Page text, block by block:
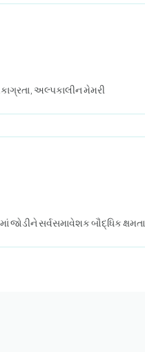
અલ્પકાલીન મેમરી
જોડીને સર્વસમાવેશક બૌદ્ધિક ક્ષમતા